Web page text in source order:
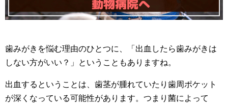
歯みがきを悩む理由のひとつに、「出血したら歯みがきは
しない方がいい？」ということもありますね。
出血するということは、歯茎が腫れていたり歯周ポケット
が深くなっている可能性があります。つまり菌によって